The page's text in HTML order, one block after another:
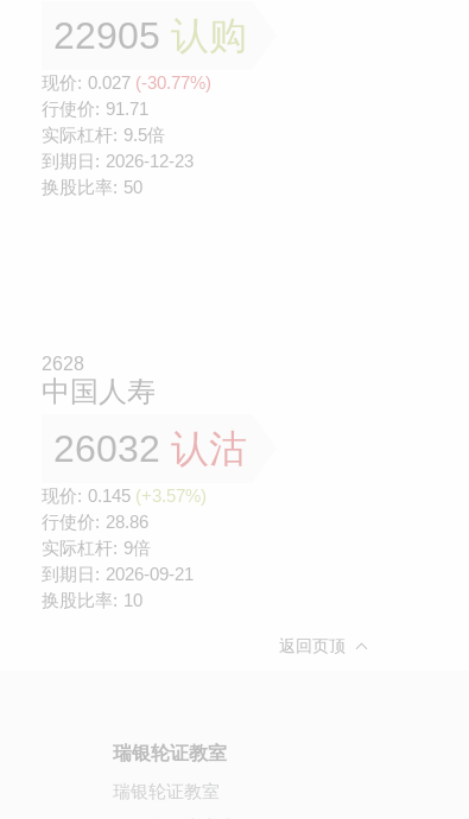
22905 认购
现价: 0.027 (-30.77%)
行使价: 91.71
实际杠杆: 9.5倍
到期日: 2026-12-23
换股比率: 50
2628
中国人寿
26032 认沽
现价: 0.145 (+3.57%)
行使价: 28.86
实际杠杆: 9倍
到期日: 2026-09-21
换股比率: 10
返回页顶
瑞银轮证教室
瑞银轮证教室